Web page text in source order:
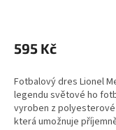
produktu
je
z
5
hvězdiček.
595 Kč
Fotbalový dres Lionel
legendu světové ho
vyroben z
která umožnuje